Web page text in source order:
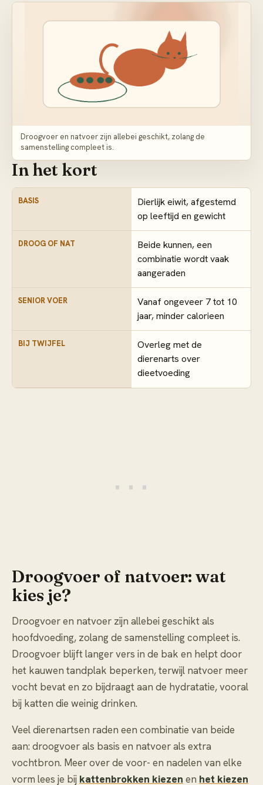
Droogvoer en natvoer zijn allebei geschikt, zolang de
samenstelling compleet is.
In het kort
BASIS
Dierlijk eiwit, afgestemd
op leeftijd en gewicht
DROOG OF NAT
Beide kunnen, een
combinatie wordt vaak
aangeraden
SENIOR VOER
Vanaf ongeveer 7 tot 10
jaar, minder calorieen
BIJ TWIJFEL
Overleg met de
dierenarts over
dieetvoeding
Droogvoer of natvoer: wat
kies je?
Droogvoer en natvoer zijn allebei geschikt als
hoofdvoeding, zolang de samenstelling compleet is.
Droogvoer blijft langer vers in de bak en helpt door
het kauwen tandplak beperken, terwijl natvoer meer
vocht bevat en zo bijdraagt aan de hydratatie, vooral
bij katten die weinig drinken.
Veel dierenartsen raden een combinatie van beide
aan: droogvoer als basis en natvoer als extra
vochtbron. Meer over de voor- en nadelen van elke
vorm lees je bij kattenbrokken kiezen en het kiezen